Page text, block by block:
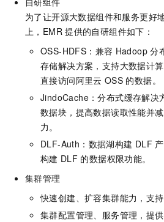
为了让开源大数据组件和服务更好
上，EMR 提供的自研组件如下：
OSS-HDFS：兼容 Hadoop 分
存储解决方案，支持大数据计
直接访问阿里云 OSS 的数据。
JindoCache：分布式缓存解决
数据块，提高数据读取性能并
力。
DLF-Auth：数据湖构建 DLF
构建 DLF 的数据权限功能。
集群管理
快速创建、扩容集群能力，支持
集群配置管理、服务管理，提